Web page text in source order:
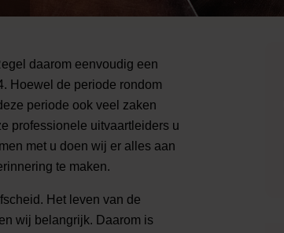
daarom eenvoudig een
Hoewel de periode rondom
periode ook veel zaken
professionele uitvaartleiders u
met u doen wij er alles aan
te maken.
Het leven van de
wij belangrijk. Daarom is